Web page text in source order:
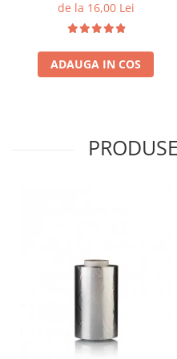
de la 16,00 Lei
ADAUGA IN COS